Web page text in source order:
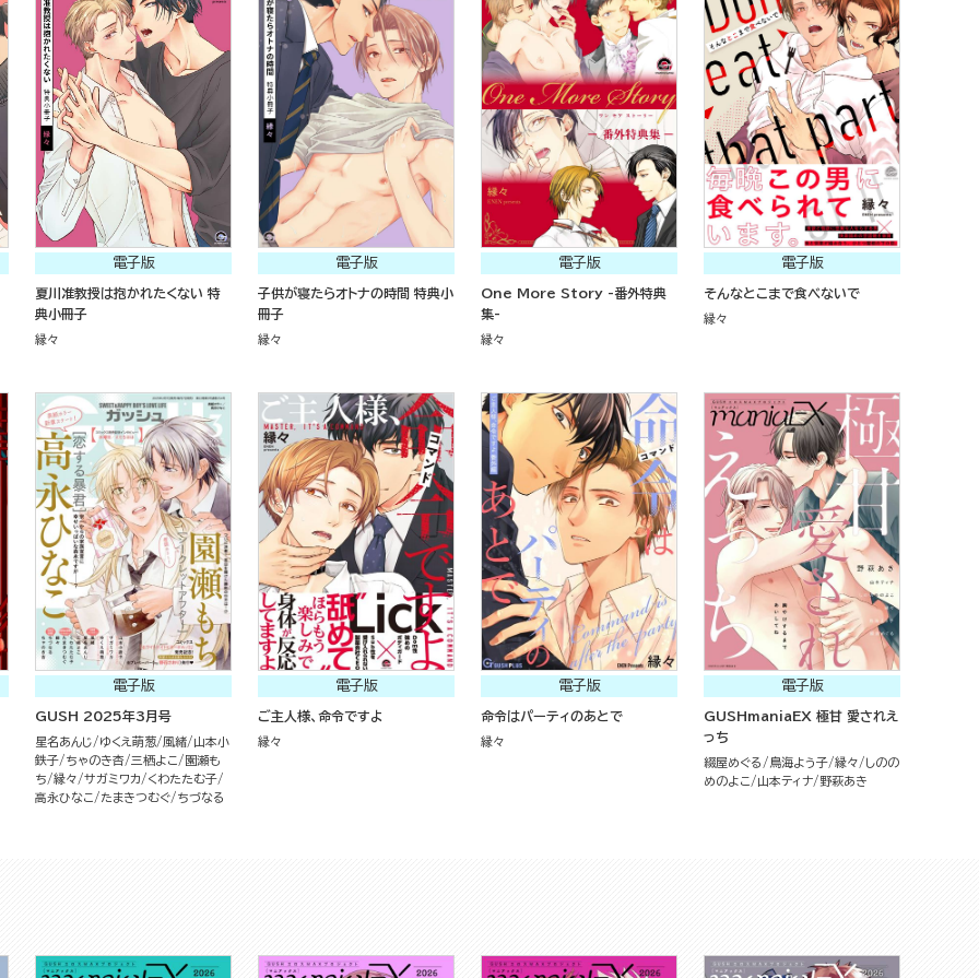
電子版
夏川准教授は抱かれたくない 特
典小冊子
縁々
電子版
子供が寝たらオトナの時間 特典小
冊子
縁々
電子版
One More Story -番外特典
集-
縁々
電子版
そんなとこまで食べないで
縁々
電子版
GUSH 2025年3月号
星名あんじ ゆくえ萌葱 風緒
山本小
鉄子
ちゃのき杏 三栖よこ
園瀬も
ち
縁々 サガミワカ
くわたたむ子
高永ひなこ
たまきつむぐ ちづなる
電子版
ご主人様、命令ですよ
縁々
電子版
命令はパーティのあとで
縁々
電子版
GUSHmaniaEX 極甘 愛されえ
っち
綴屋めぐる 鳥海よう子 縁々
しのの
めのよこ
山本ティナ 野萩あき